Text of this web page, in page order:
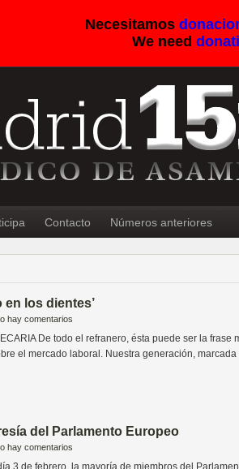
Necesitamos
We need
Contacto Números anteriores
en los dientes’
hay comentarios
De todo el refranero, ésta puede ser la frase
el mercado laboral. Nuestra generación,
del Parlamento Europeo
hay comentarios
3 de febrero, la mayoría de miembros del